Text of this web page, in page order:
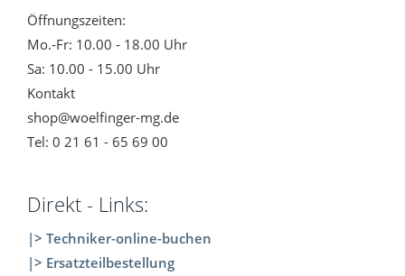
Öffnungszeiten:
Mo.-Fr: 10.00 - 18.00 Uhr
Sa: 10.00 - 15.00 Uhr
Kontakt
shop@woelfinger-mg.de
Tel: 0 21 61 - 65 69 00
Direkt - Links:
|> Techniker-online-buchen
|> Ersatzteilbestellung